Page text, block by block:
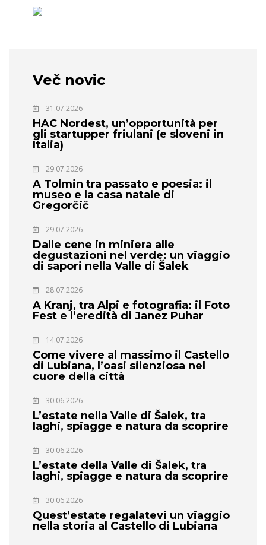
Več novic
31.07.2026
HAC Nordest, un’opportunità per
gli startupper friulani (e sloveni in
Italia)
29.07.2026
A Tolmin tra passato e poesia: il
museo e la casa natale di
Gregorčič
29.07.2026
Dalle cene in miniera alle
degustazioni nel verde: un viaggio
di sapori nella Valle di Šalek
28.07.2026
A Kranj, tra Alpi e fotografia: il Foto
Fest e l’eredità di Janez Puhar
14.07.2026
Come vivere al massimo il Castello
di Lubiana, l’oasi silenziosa nel
cuore della città
30.06.2026
L’estate nella Valle di Šalek, tra
laghi, spiagge e natura da scoprire
30.06.2026
L’estate della Valle di Šalek, tra
laghi, spiagge e natura da scoprire
30.06.2026
Quest’estate regalatevi un viaggio
nella storia al Castello di Lubiana